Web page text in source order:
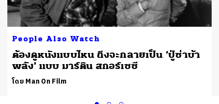
People Also Watch
ต้องดูหนังแบบไหน ถึงจะกลายเป็น ‘ปู่ซ่าบ้า
พลัง’ แบบ มาร์ติน สกอร์เซซี
โดย Man On Film